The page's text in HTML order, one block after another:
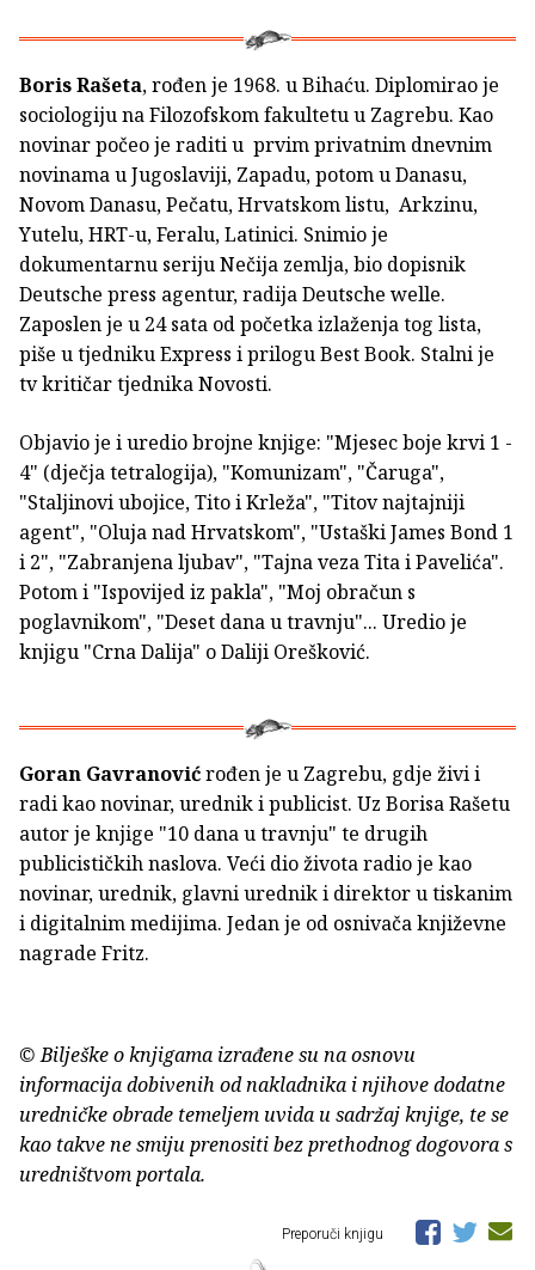
Boris Rašeta, rođen je 1968. u Bihaću. Diplomirao je
sociologiju na Filozofskom fakultetu u Zagrebu. Kao
novinar počeo je raditi u prvim privatnim dnevnim
novinama u Jugoslaviji, Zapadu, potom u Danasu,
Novom Danasu, Pečatu, Hrvatskom listu, Arkzinu,
Yutelu, HRT-u, Feralu, Latinici. Snimio je
dokumentarnu seriju Nečija zemlja, bio dopisnik
Deutsche press agentur, radija Deutsche welle.
Zaposlen je u 24 sata od početka izlaženja tog lista,
piše u tjedniku Express i prilogu Best Book. Stalni je
tv kritičar tjednika Novosti.
Objavio je i uredio brojne knjige: "Mjesec boje krvi 1 -
4" (dječja tetralogija), "Komunizam", "Čaruga",
"Staljinovi ubojice, Tito i Krleža", "Titov najtajniji
agent", "Oluja nad Hrvatskom", "Ustaški James Bond 1
i 2", "Zabranjena ljubav", "Tajna veza Tita i Pavelića".
Potom i "Ispovijed iz pakla", "Moj obračun s
poglavnikom", "Deset dana u travnju"... Uredio je
knjigu "Crna Dalija" o Daliji Orešković.
Goran Gavranovićrođen je u Zagrebu, gdje živi i
radi kao novinar, urednik i publicist. Uz Borisa Rašetu
autor je knjige "10 dana u travnju" te drugih
publicističkih naslova. Veći dio života radio je kao
novinar, urednik, glavni urednik i direktor u tiskanim
i digitalnim medijima. Jedan je od osnivača književne
nagrade Fritz.
© Bilješke o knjigama izrađene su na osnovu
informacija dobivenih od nakladnika i njihove dodatne
uredničke obrade temeljem uvida u sadržaj knjige, te se
kao takve ne smiju prenositi bez prethodnog dogovora s
uredništvom portala.
Preporuči knjigu